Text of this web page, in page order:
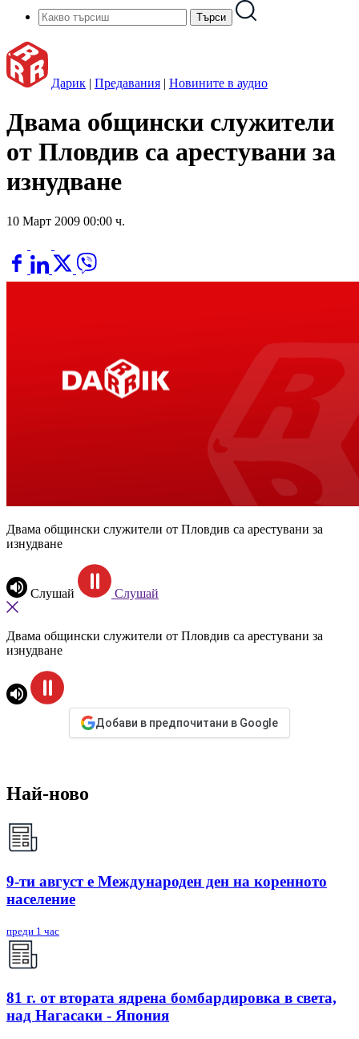
Дарик | Предавания | Новините в аудио
Двама общински служители
от Пловдив са арестувани за
изнудване
10 Март 2009 00:00 ч.
Двама общински служители от Пловдив са арестувани за
изнудване
Слушай Слушай
Двама общински служители от Пловдив са арестувани за
изнудване
Добави в предпочитани в Google
Най-ново
9-ти август е Международен ден на коренното
население
преди 1 час
81 г. от втората ядрена бомбардировка в света,
над Нагасаки - Япония